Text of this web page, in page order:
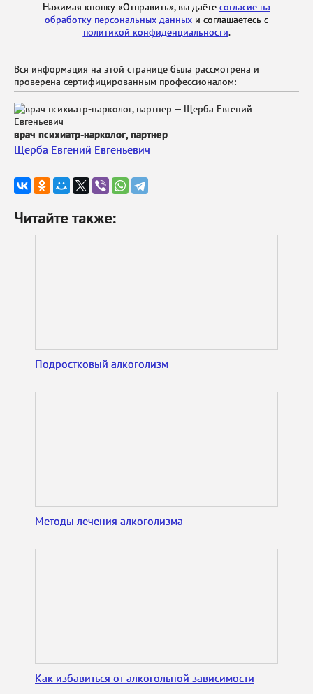
Нажимая кнопку «Отправить», вы даёте согласие на
обработку персональных данных и соглашаетесь с
политикой конфиденциальности.
Вся информация на этой странице была рассмотрена и
проверена сертифицированным профессионалом:
врач психиатр-нарколог, партнер
Щерба Евгений Евгеньевич
Читайте также:
Подростковый алкоголизм
Методы лечения алкоголизма
Как избавиться от алкогольной зависимости